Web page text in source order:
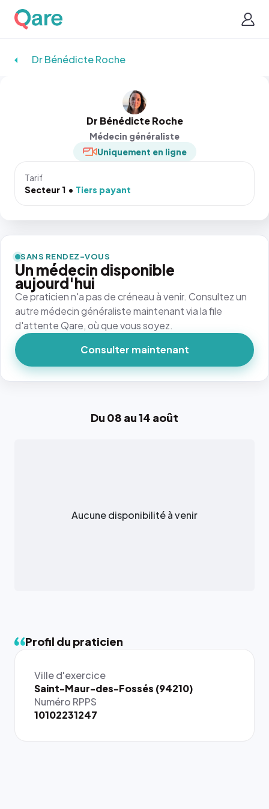
Dr Bénédicte Roche
Dr Bénédicte Roche
Médecin généraliste
Uniquement en ligne
Tarif
Secteur 1
Tiers payant
Du 08 au 14 août
Aucune disponibilité à venir
Profil du praticien
Ville d'exercice
Saint-Maur-des-Fossés (94210)
Numéro RPPS
10102231247
SANS RENDEZ-VOUS
Un médecin disponible
aujourd'hui
Ce praticien n'a pas de créneau à venir. Consultez un
autre médecin généraliste maintenant via la file
d'attente Qare, où que vous soyez.
Consulter maintenant
{# 40×40
: la taille
rendue par
`.profile-